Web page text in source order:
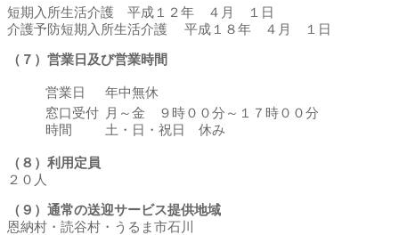
短期入所生活介護 平成１２年 ４月 １日
介護予防短期入所生活介護 平成１８年 ４月 １日
（７）営業日及び営業時間
営業日
年中無休
窓口受付
時間
月～金 ９時００分～１７時００分
土・日・祝日 休み
（８）利用定員
２０人
（９）通常の送迎サービス提供地域
恩納村・読谷村・うるま市石川